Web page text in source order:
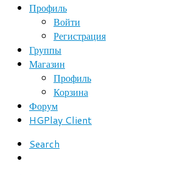
Профиль
Войти
Регистрация
Группы
Магазин
Профиль
Корзина
Форум
HGPlay Client
Search